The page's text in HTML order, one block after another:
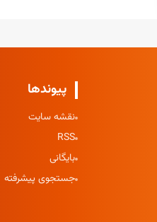
پیوندها
نقشه سایت
RSS
بایگانی
جستجوی پیشرفته